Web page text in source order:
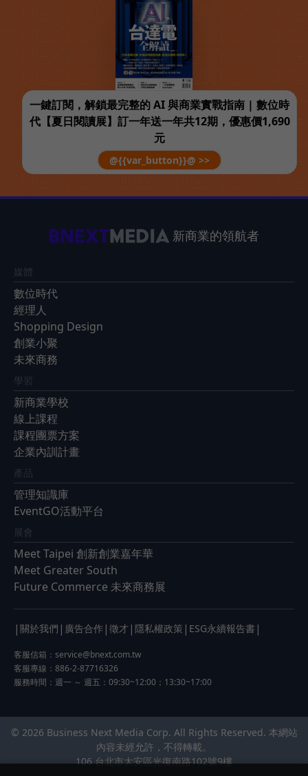
一鍵訂閱，解鎖最完整的 AI 與商業實戰指南 | 數位時
代【夏日閱讀展】訂一年送一年共12期，優惠價1,690
元
@{{var_button}}@ >>
新商業的領航者
媒體
數位時代
經理人
Shopping Design
創業小聚
未來商務
學習
新商業學校
線上課程
課程團票方案
企業內訓計畫
產品
管理知識庫
EventGO活動平台
展會
Meet Taipei 創新創業嘉年華
Meet Greater South
Future Commerce 未來商務展
| 關於我們 | 廣告合作 | 徵才 | 隱私權政策 | ESG永續報告書 |
客服信箱： service@bnext.com.tw
客服專線：886-2-87716326
服務時間：週一 ～ 週五：09:30~12:00；13:30~17:00
© 2026 Business Next Media Corp. All Rights Reserved. 本網站
內容未經允許，不得轉載。
106 台北市大安區光復南路102號9樓